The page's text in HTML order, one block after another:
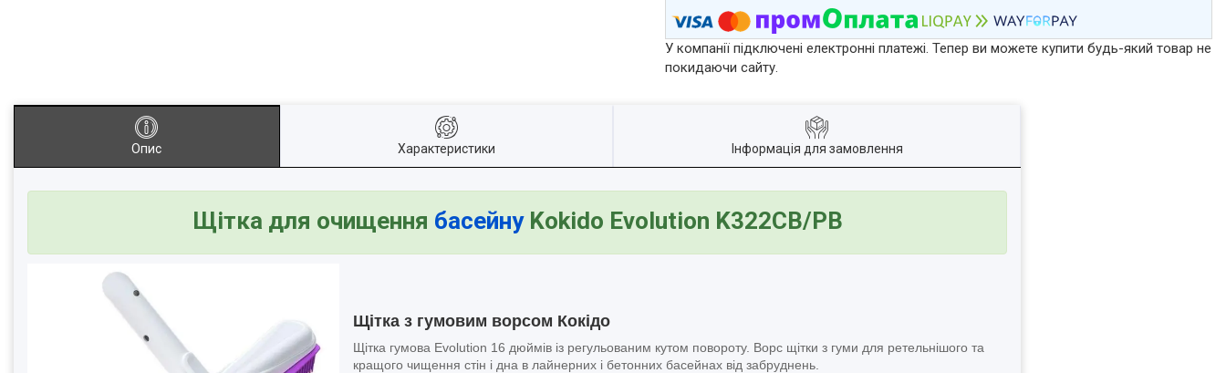
У компанії підключені електронні платежі. Тепер ви можете купити будь-який товар не
покидаючи сайту.
Опис Характеристики Інформація для замовлення
Щітка для очищення басейнуKokido Evolution K322CB/PB
Щітка з гумовим ворсом Кокідо
Щітка гумова Evolution 16 дюймів із регульованим кутом повороту. Ворс щітки з гуми для ретельнішого та
кращого чищення стін і дна в лайнерних і бетонних басейнах від забруднень.